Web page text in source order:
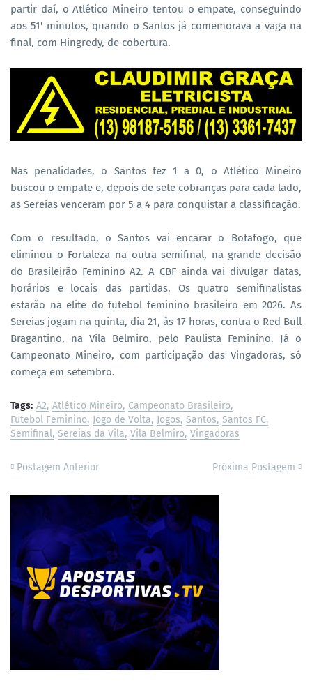
partir daí, o Atlético Mineiro tentou o empate, conseguindo
aos 51' minutos, quando o Santos já comemorava a vaga na
final, com Hingredy, de cobertura.
Nas penalidades, o Santos fez 1 a 0, o Atlético Mineiro
buscou o empate e, depois de sete cobranças para cada lado,
as Sereias venceram por 5 a 4 para conquistar a classificação.
Com o resultado, o Santos vai encarar o Botafogo, que
eliminou o Fortaleza na outra semifinal, na grande decisão
do Brasileirão Feminino A2. A CBF ainda vai divulgar datas,
horários e locais das partidas. Os quatro semifinalistas
estarão na elite do futebol feminino brasileiro em 2026. As
Sereias jogam na quinta, dia 21, às 17 horas, contra o Red Bull
Bragantino, na Vila Belmiro, pelo Paulista Feminino. Já o
Campeonato Mineiro, com participação das Vingadoras, só
começa em setembro.
Tags: A2 Atlético Mineiro Campeonato Brasileiro
Futebol Feminino Jogo de Volta Jogos Santos Santos FC
Semifinal Sereias da Vila Vila Belmiro Vingadoras
Postagem Anterior Próxima Postagem